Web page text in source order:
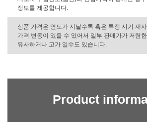
정보를 제공합니다.
상품 가격은 연도가 지날수록 혹은 특정 시기 재
가격 변동이 있을 수 있어서 일부 판매가가 저렴
유사하거나 고가 일수도 있습니다.
Product